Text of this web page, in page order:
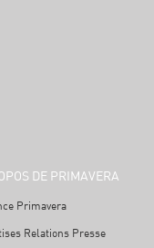
DE PRIMAVERA
Primavera
Relations Presse